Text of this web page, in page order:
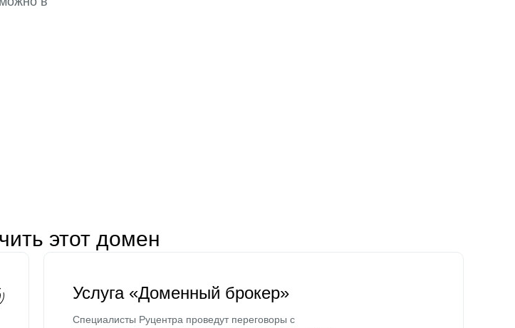
этот домен
Услуга «Доменный брокер»
Специалисты Руцентра проведут переговоры с